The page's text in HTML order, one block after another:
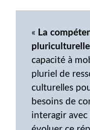
« La
pluriculturelle
capacité à
pluriel de
culturelles
besoins de
interagir avec